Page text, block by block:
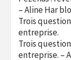
– Aline Har
Trois
entreprise.
Trois
entreprise. –